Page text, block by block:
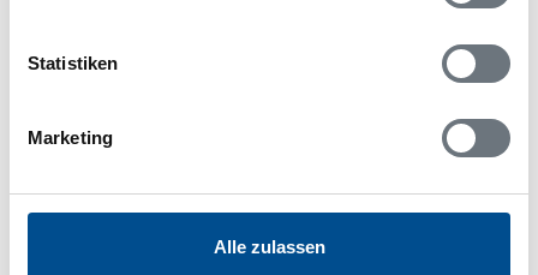
Statistiken
Marketing
Alle zulassen
47495 Hälleviksstrand
In Ihrem Browser scheint ein